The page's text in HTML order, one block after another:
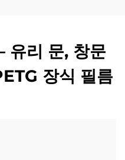
유리 문, 창문
장식 필름